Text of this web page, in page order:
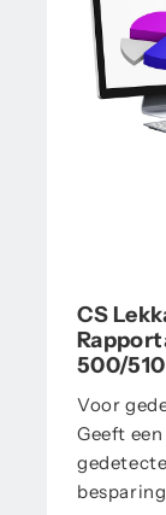
CS
500/
Voor
Geeft